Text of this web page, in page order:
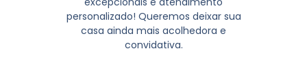
personalizado! Queremos deixar sua
casa ainda mais acolhedora e
convidativa.